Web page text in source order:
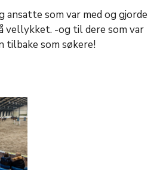
ansatte som var med og gjorde
vellykket. -og til dere som var
tilbake som søkere!